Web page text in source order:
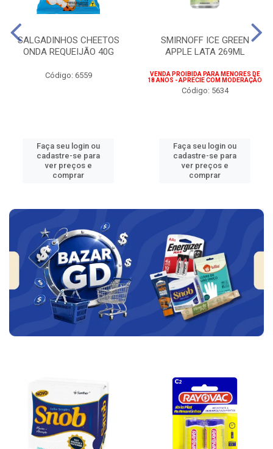
SALGADINHOS CHEETOS
ONDA REQUEIJÃO 40G
Código: 6559
Faça seu login ou
cadastre-se para
ver preços e
comprar
SMIRNOFF ICE GREEN
APPLE LATA 269ML
VENDA PROIBIDA PARA MENORES DE
18 ANOS - APRECIE COM MODERAÇÃO
Código: 5634
Faça seu login ou
cadastre-se para
ver preços e
comprar